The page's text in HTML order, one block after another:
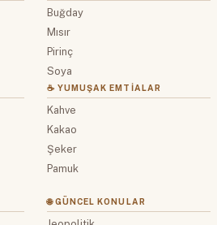
Buğday
Mısır
Pirinç
Soya
☕ YUMUŞAK EMTIALAR
Kahve
Kakao
Şeker
Pamuk
🌐 GÜNCEL KONULAR